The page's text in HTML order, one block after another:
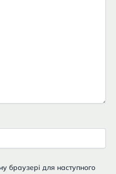
браузері для наступного